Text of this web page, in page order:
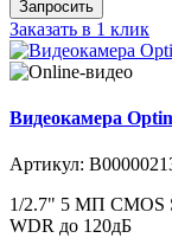
Запросить
Заказать в 1 клик
Видеокамера
Артикул:
1/2.7" 5 МП CMOS
WDR до 120дБ